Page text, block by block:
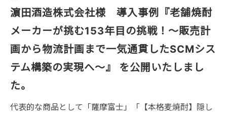
濵田酒造株式会社様 導入事例『老舗焼酎
メーカーが挑む153年目の挑戦！～販売計
画から物流計画まで一気通貫したSCMシス
テム構築の実現へ～』 を公開いたしまし
た。
代表的な商品として「薩摩富士」「【本格麦焼酎】隠し